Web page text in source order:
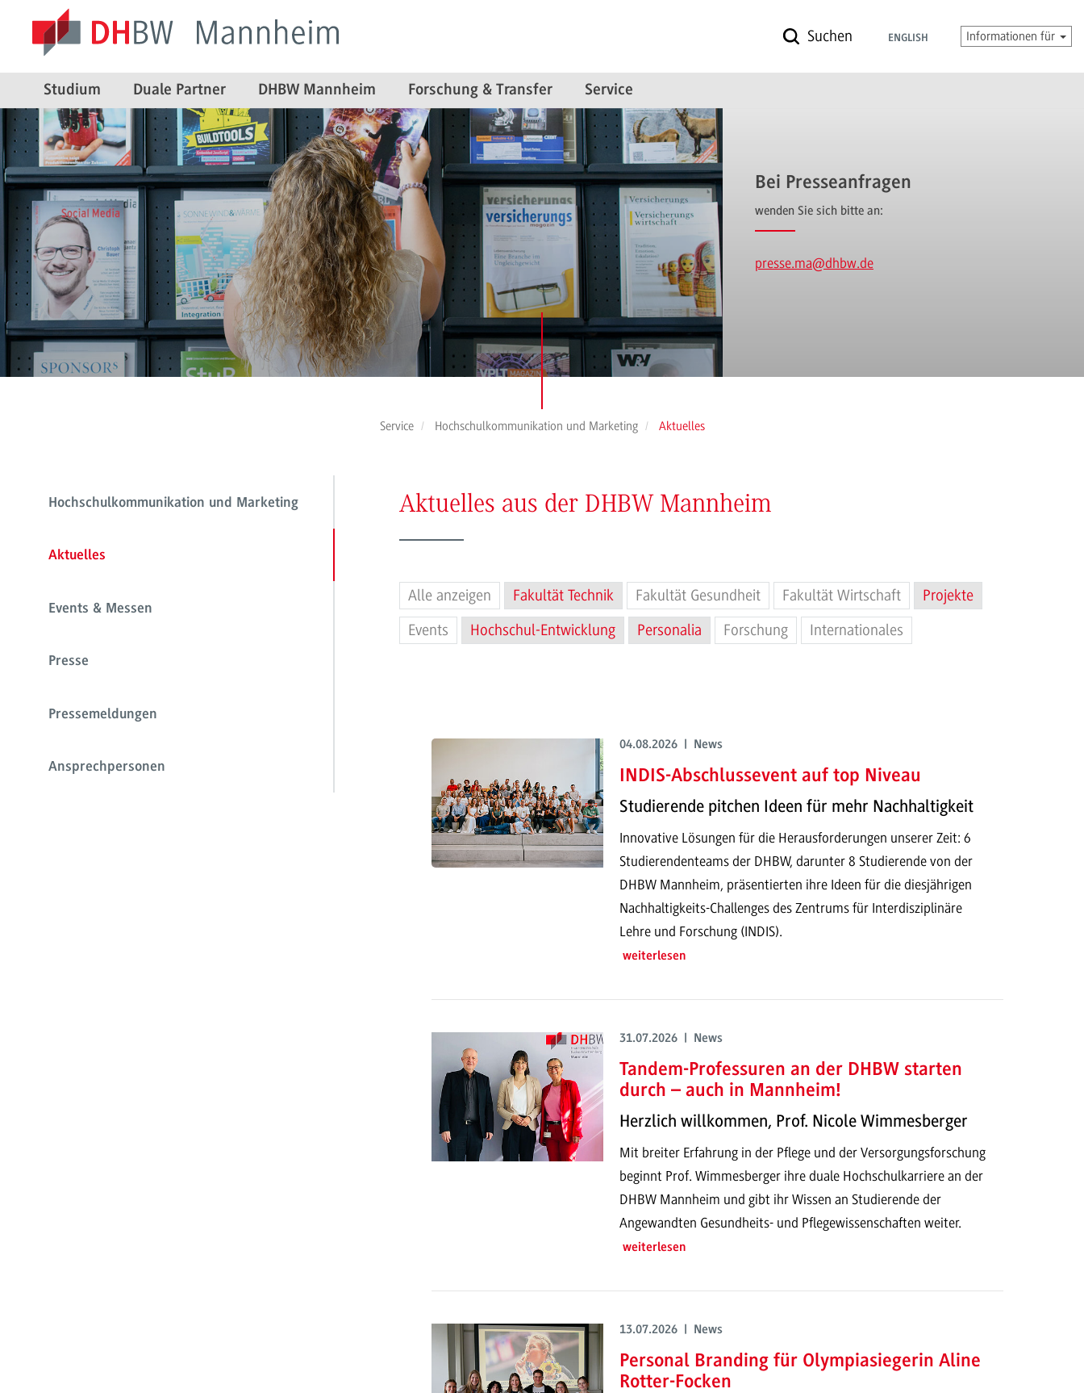
Suchen ENGLISH Informationen für
Studium Duale Partner DHBW Mannheim Forschung & Transfer Service
Bei Presseanfragen
wenden Sie sich bitte an:
presse.ma@dhbw.de
Service Hochschulkommunikation und Marketing Aktuelles
Hochschulkommunikation und Marketing
Aktuelles
Events & Messen
Presse
Pressemeldungen
Ansprechpersonen
Aktuelles aus der DHBW Mannheim
Alle anzeigen Fakultät Technik Fakultät Gesundheit Fakultät Wirtschaft
Projekte
Events
Hochschul-Entwicklung Personalia Forschung Internationales
04.08.2026 | News
INDIS-Abschlussevent auf top Niveau
Studierende pitchen Ideen für mehr Nachhaltigkeit
Innovative Lösungen für die Herausforderungen unserer Zeit: 6
Studierendenteams der DHBW, darunter 8 Studierende von der
DHBW Mannheim, präsentierten ihre Ideen für die diesjährigen
Nachhaltigkeits-Challenges des Zentrums für Interdisziplinäre
Lehre und Forschung (INDIS).
weiterlesen
31.07.2026 | News
Tandem-Professuren an der DHBW starten
durch – auch in Mannheim!
Herzlich willkommen, Prof. Nicole Wimmesberger
Mit breiter Erfahrung in der Pflege und der Versorgungsforschung
beginnt Prof. Wimmesberger ihre duale Hochschulkarriere an der
DHBW Mannheim und gibt ihr Wissen an Studierende der
Angewandten Gesundheits- und Pflegewissenschaften weiter.
weiterlesen
13.07.2026 | News
Personal Branding für Olympiasiegerin Aline
Rotter-Focken